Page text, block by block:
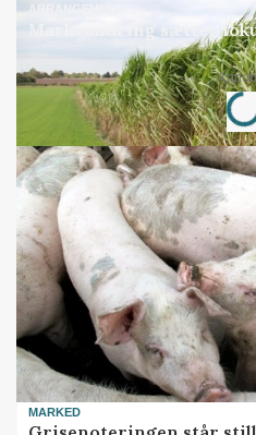
ARRANGEMENT
Markvandring sætter
MARKED